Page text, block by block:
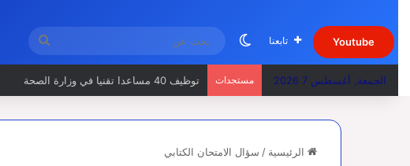
Youtube تابعنا الوضع المظلم
بحث
عن
الجمعة, أغسطس 7 2026 مستجدات منهجية الجواب عن سؤال الامتحان الكتابي في
الرئيسية / سؤال الامتحان الكتابي